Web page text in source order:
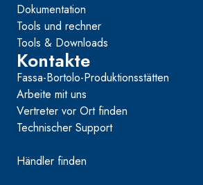
Dokumentation
Tools und rechner
Tools & Downloads
Kontakte
Fassa-Bortolo-Produktionsstätten
Arbeite mit uns
Vertreter vor Ort finden
Technischer Support
Händler finden